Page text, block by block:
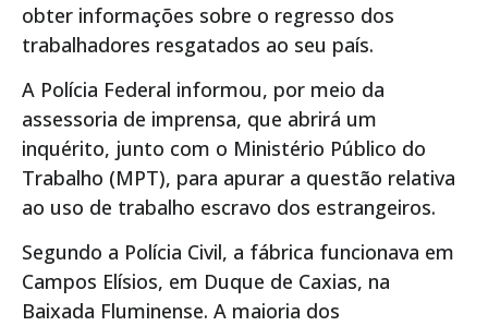
obter informações sobre o regresso dos
trabalhadores resgatados ao seu país.
A Polícia Federal informou, por meio da
assessoria de imprensa, que abrirá um
inquérito, junto com o Ministério Público do
Trabalho (MPT), para apurar a questão relativa
ao uso de trabalho escravo dos estrangeiros.
Segundo a Polícia Civil, a fábrica funcionava em
Campos Elísios, em Duque de Caxias, na
Baixada Fluminense. A maioria dos